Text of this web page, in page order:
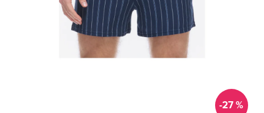
-27 %